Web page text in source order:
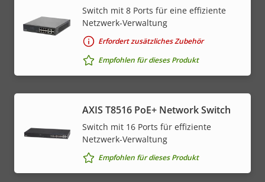
Switch mit 8 Ports für eine effiziente
Netzwerk-Verwaltung
Erfordert zusätzliches Zubehör
Empfohlen für dieses Produkt
AXIS T8516 PoE+ Network Switch
Switch mit 16 Ports für effiziente
Netzwerk-Verwaltung
Empfohlen für dieses Produkt